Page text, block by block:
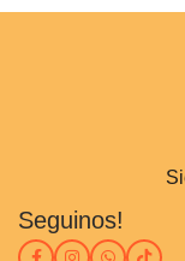
Seguinos!